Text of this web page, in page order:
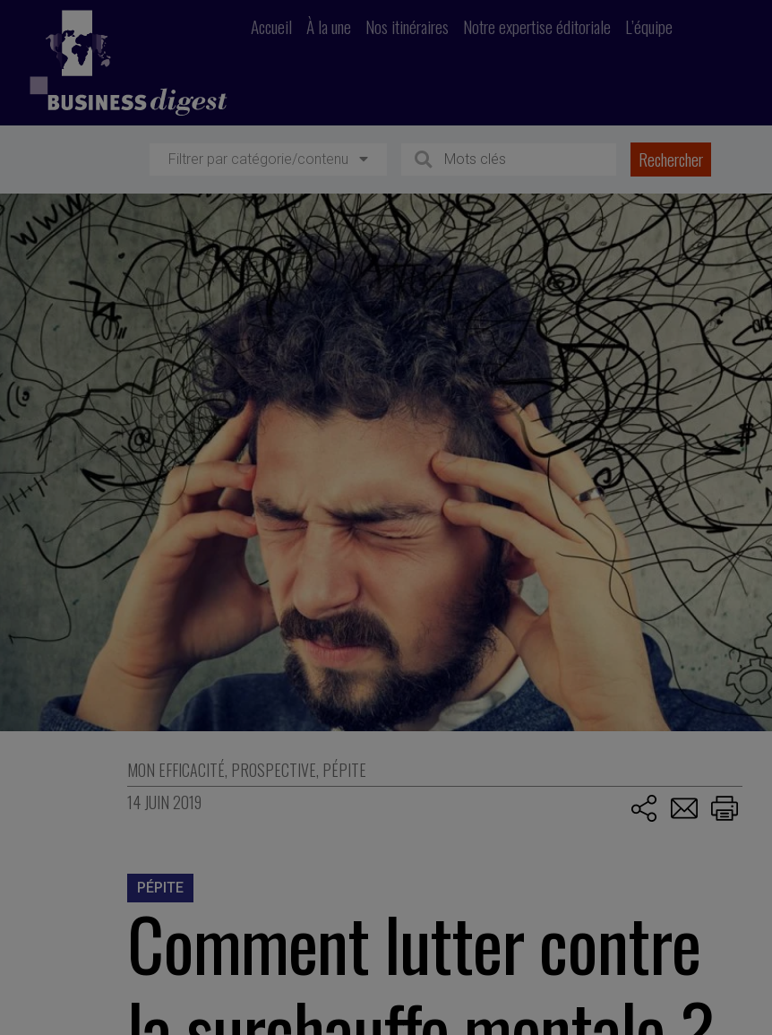
Accueil À la une Nos itinéraires Notre expertise éditoriale L’équipe
Filtrer par catégorie/contenu
MON EFFICACITÉ, PROSPECTIVE, PÉPITE
14 JUIN 2019
PÉPITE
Comment lutter contre